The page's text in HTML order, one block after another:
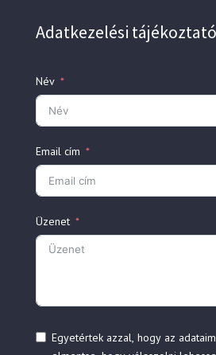
Adatkezelési tájékoztató
Név
Email cím
Üzenet
Egyetértek azzal, hogy az